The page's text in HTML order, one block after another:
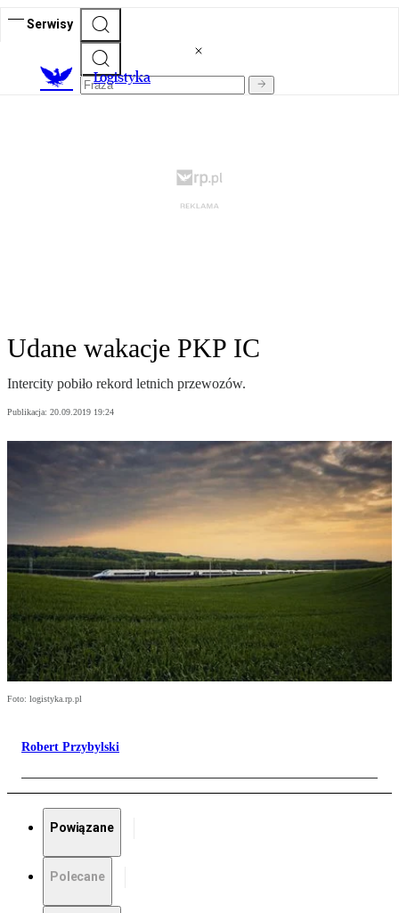
Serwisy
Logistyka
Udane wakacje PKP IC
Intercity pobiło rekord letnich przewozów.
Publikacja: 20.09.2019 19:24
Foto: logistyka.rp.pl
Robert Przybylski
Powiązane
Polecane